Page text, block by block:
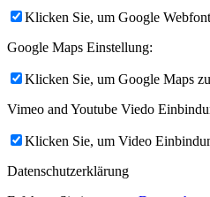
Klicken Sie, um Google
Google Maps Einstellung:
Klicken Sie, um Google Maps
Vimeo and Youtube Viedo
Klicken Sie, um Video
Datenschutzerklärung